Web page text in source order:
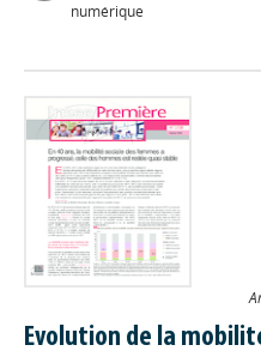
numérique
Evolution de la